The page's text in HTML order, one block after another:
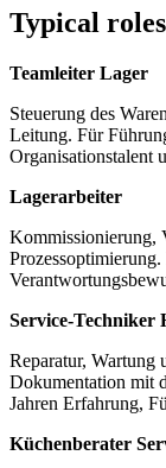
Typical
Teamleiter Lager
Steuerung des
Leitung. Für
Organisationstalent
Lagerarbeiter
Kommissionierung,
Service-Techniker
Reparatur, Wartung
Dokumentation mit
Jahren Erfahrung,
Küchenberater